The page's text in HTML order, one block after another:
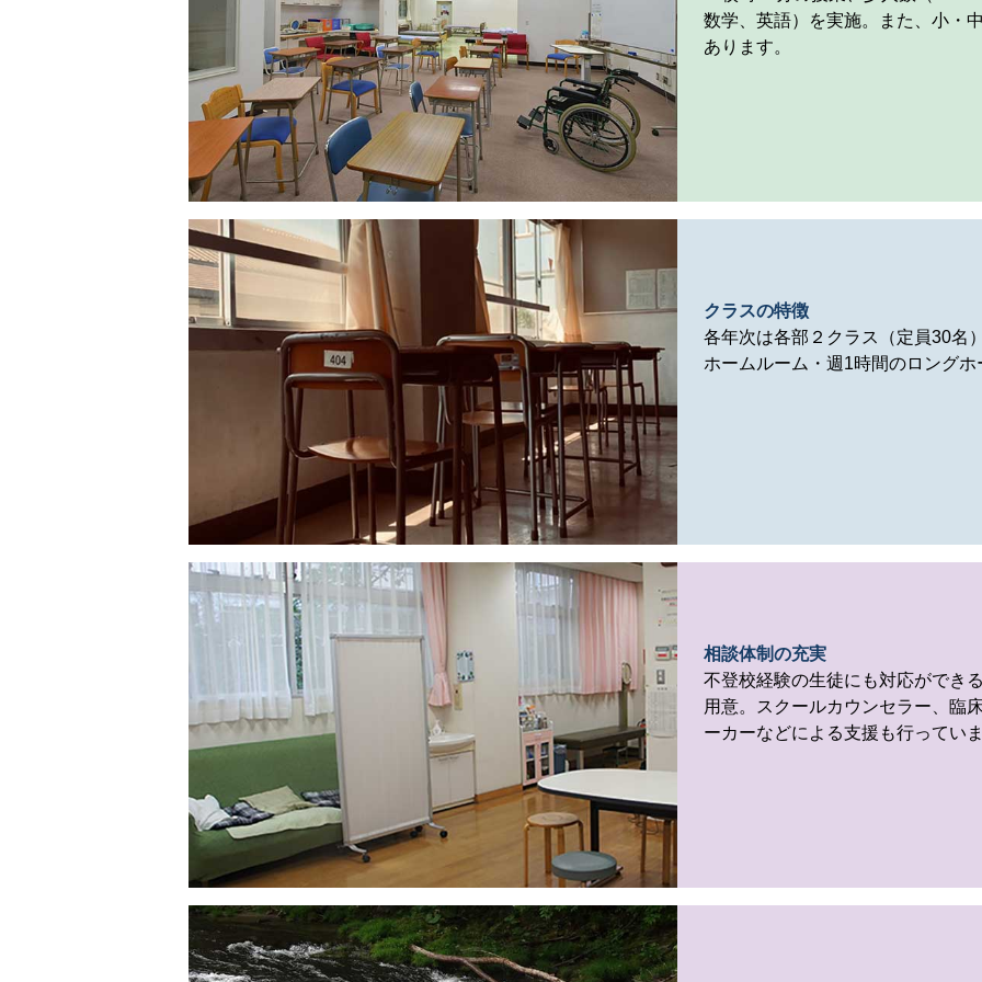
数学、英語）を実施。また、小・
あります。
クラスの特徴
各年次は各部２クラス（定員30名
ホームルーム・週1時間のロング
相談体制の充実
不登校経験の生徒にも対応ができ
用意。スクールカウンセラー、臨
ーカーなどによる支援も行ってい